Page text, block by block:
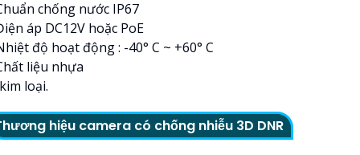
chống nước IP67
áp DC12V hoặc PoE
độ hoạt động : -40° C ~ +60° C
liệu nhựa
loại.
hiệu camera có chống nhiễu 3D DNR